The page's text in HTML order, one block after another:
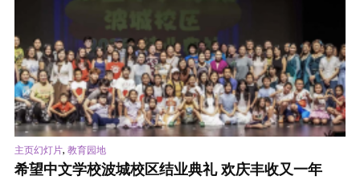
主页幻灯片, 教育园地
希望中文学校波城校区结业典礼 欢庆丰收又一年